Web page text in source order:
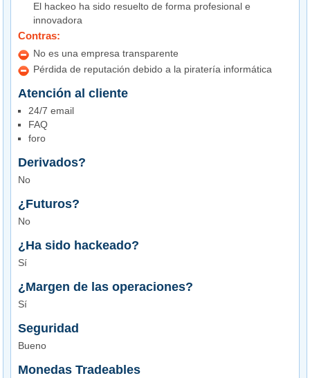
El hackeo ha sido resuelto de forma profesional e
innovadora
Contras:
No es una empresa transparente
Pérdida de reputación debido a la piratería informática
Atención al cliente
24/7 email
FAQ
foro
Derivados?
No
¿Futuros?
No
¿Ha sido hackeado?
Sí
¿Margen de las operaciones?
Sí
Seguridad
Bueno
Monedas Tradeables